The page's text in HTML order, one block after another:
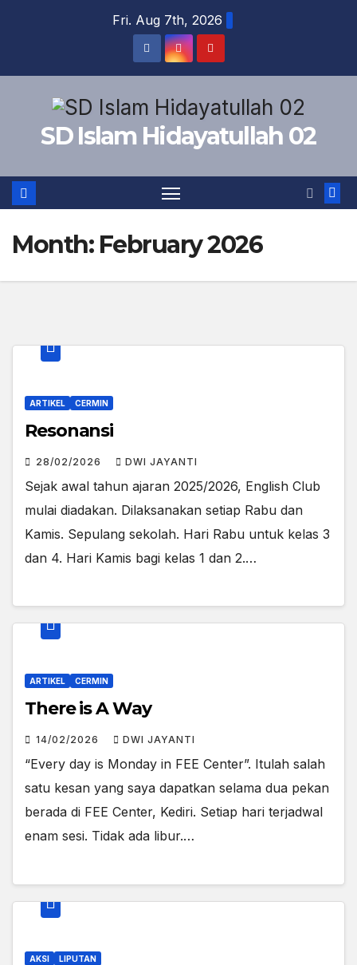
Fri. Aug 7th, 2026
SD Islam Hidayatullah 02
Month: February 2026
ARTIKEL CERMIN
Resonansi
28/02/2026 DWI JAYANTI
Sejak awal tahun ajaran 2025/2026, English Club
mulai diadakan. Dilaksanakan setiap Rabu dan
Kamis. Sepulang sekolah. Hari Rabu untuk kelas 3
dan 4. Hari Kamis bagi kelas 1 dan 2.…
ARTIKEL CERMIN
There is A Way
14/02/2026 DWI JAYANTI
“Every day is Monday in FEE Center”. Itulah salah
satu kesan yang saya dapatkan selama dua pekan
berada di FEE Center, Kediri. Setiap hari terjadwal
enam sesi. Tidak ada libur.…
AKSI LIPUTAN